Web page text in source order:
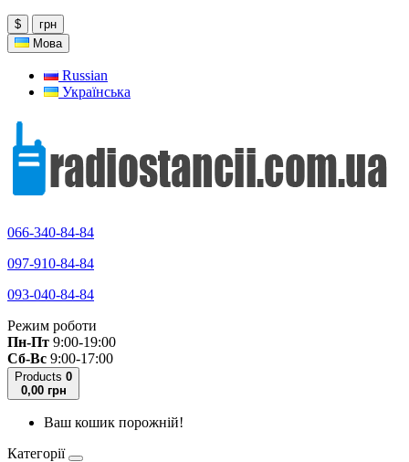
$
грн
Мова
Russian
Українська
066-340-84-84
097-910-84-84
093-040-84-84
Режим роботи
Пн-Пт 9:00-19:00
Сб-Вс 9:00-17:00
Products 0
0,00 грн
Ваш кошик порожній!
Категорії